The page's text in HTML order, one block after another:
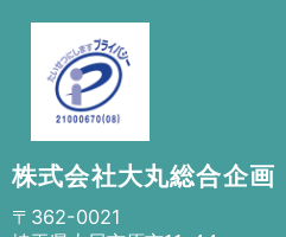
株式会社大丸総合企画
〒362-0021